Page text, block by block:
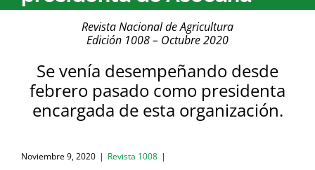
Revista Nacional de Agricultura
Edición 1008 – Octubre 2020
Se venía desempeñando desde
febrero pasado como presidenta
encargada de esta organización.
Noviembre 9, 2020 | Revista 1008 |